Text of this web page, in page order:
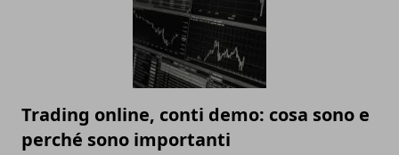
Trading online, conti demo: cosa sono e
perché sono importanti